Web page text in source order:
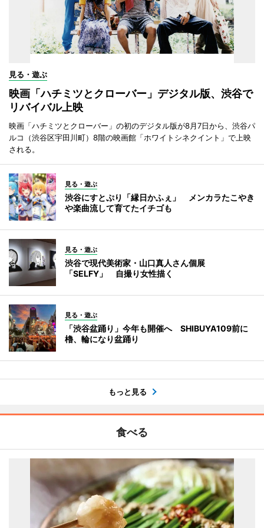
見る・遊ぶ
映画「ハチミツとクローバー」デジタル版、渋谷で
リバイバル上映
映画「ハチミツとクローバー」の初のデジタル版が8月7日から、渋谷パ
ルコ（渋谷区宇田川町）8階の映画館「ホワイトシネクイント」で上映
される。
見る・遊ぶ
渋谷にすとぷり「縁日かふぇ」 メンカラたこやき
や楽曲流して育てたイチゴも
見る・遊ぶ
渋谷で現代美術家・山口真人さん個展
「SELFY」 自撮り女性描く
見る・遊ぶ
「渋谷盆踊り」今年も開催へ SHIBUYA109前に
櫓、輪になり盆踊り
もっと見る
食べる